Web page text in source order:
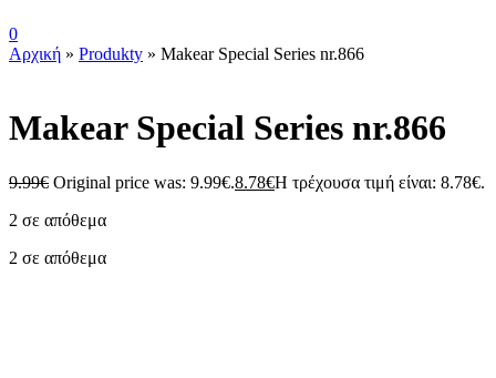
0
Αρχική » Produkty » Makear Special Series nr.866
Makear Special Series nr.866
9.99€ Original price was: 9.99€.8.78€Η τρέχουσα τιμή είναι: 8.78€.
2 σε απόθεμα
2 σε απόθεμα